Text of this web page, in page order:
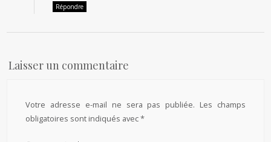
Répondre
Laisser un commentaire
Votre adresse e-mail ne sera pas publiée. Les champs
obligatoires sont indiqués avec*